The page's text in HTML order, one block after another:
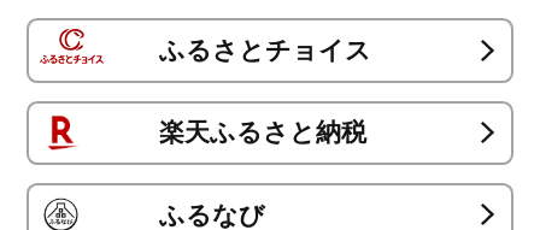
ふるさとチョイス
楽天ふるさと納税
ふるなび